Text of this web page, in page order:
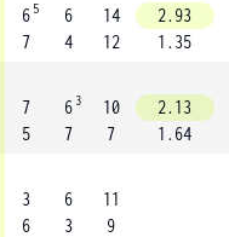
6 5
7
6
4
14
12
2.93
1.35
7
5
6 3
7
10
7
2.13
1.64
3
6
6
3
11
9